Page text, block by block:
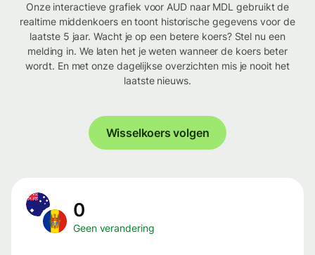
Onze interactieve grafiek voor AUD naar MDL gebruikt de
realtime middenkoers en toont historische gegevens voor de
laatste 5 jaar. Wacht je op een betere koers? Stel nu een
melding in. We laten het je weten wanneer de koers beter
wordt. En met onze dagelijkse overzichten mis je nooit het
laatste nieuws.
Wisselkoers volgen
0
Geen verandering